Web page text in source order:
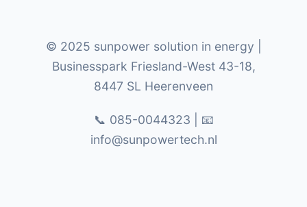
© 2025 sunpower solution in energy |
Businesspark Friesland-West 43-18,
8447 SL Heerenveen
📞 085-0044323 | 📧
info@sunpowertech.nl